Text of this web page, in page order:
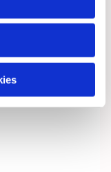
auch